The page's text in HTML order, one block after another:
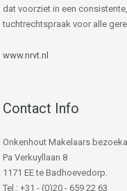
dat voorziet in een
tuchtrechtspraak voor alle
www.nrvt.nl
Contact Info
Onkenhout Makelaars
Pa Verkuyllaan 8
1171 EE te Badhoevedorp.
Tel.: +31 - (0)20 - 659 22 63